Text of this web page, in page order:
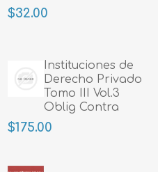
$32.00
Instituciones de
Derecho Privado
Tomo III Vol.3
Oblig Contra
$175.00